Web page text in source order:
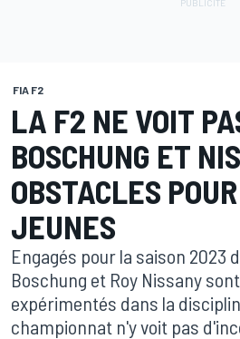
FIA F2
LA F2 NE VOIT
BOSCHUNG ET
OBSTACLES
JEUNES
Engagés pour la saison 2023
Boschung et Roy Nissany
expérimentés dans la
championnat n'y voit pas